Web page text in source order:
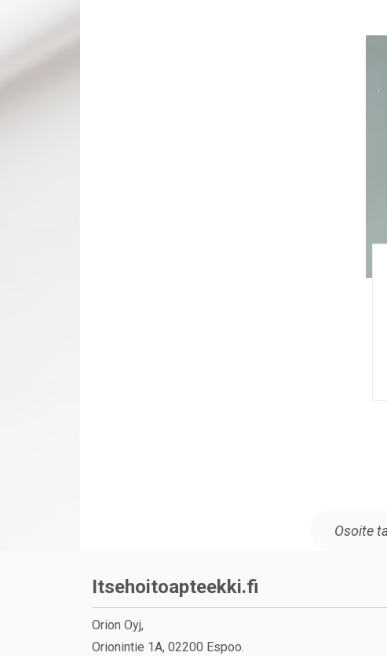
Itsehoitoapteekki.fi
Orion Oyj,
Orionintie 1A, 02200 Espoo.